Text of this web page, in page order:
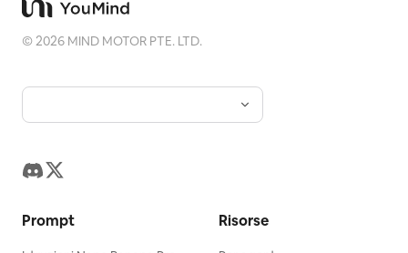
©2026 MIND MOTOR PTE. LTD.
Prompt Risorse